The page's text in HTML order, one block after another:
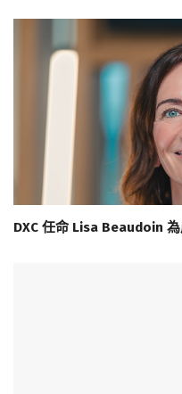
DXC 任命 Lisa Beaudoin